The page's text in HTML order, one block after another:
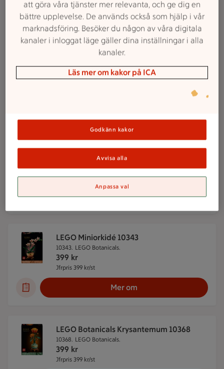
Mer om
LEGO Botanicals Lotusblommor 40647
kr
LEGO Botanicals Glada växter 10349
LEGO Botanicals.
Jfrpris 269 kr/stJämförpris 269 kr/st
Mer om
LEGO Miniorkidé 10343
10343. LEGO Botanicals.
399 kr
Jfrpris 399 kr/st
Mer om
LEGO Botanicals Krysantemum 10368
10368. LEGO Botanicals.
399 kr
Jfrpris 399 kr/st
att göra våra tjänster mer relevanta, och ge dig en
bättre upplevelse. De används också som hjälp i vår
marknadsföring. Besöker du någon av våra digitala
kanaler i inloggat läge gäller dina inställningar i alla
kanaler.
Läs mer om kakor på ICA
Godkänn kakor
Avvisa alla
Anpassa val